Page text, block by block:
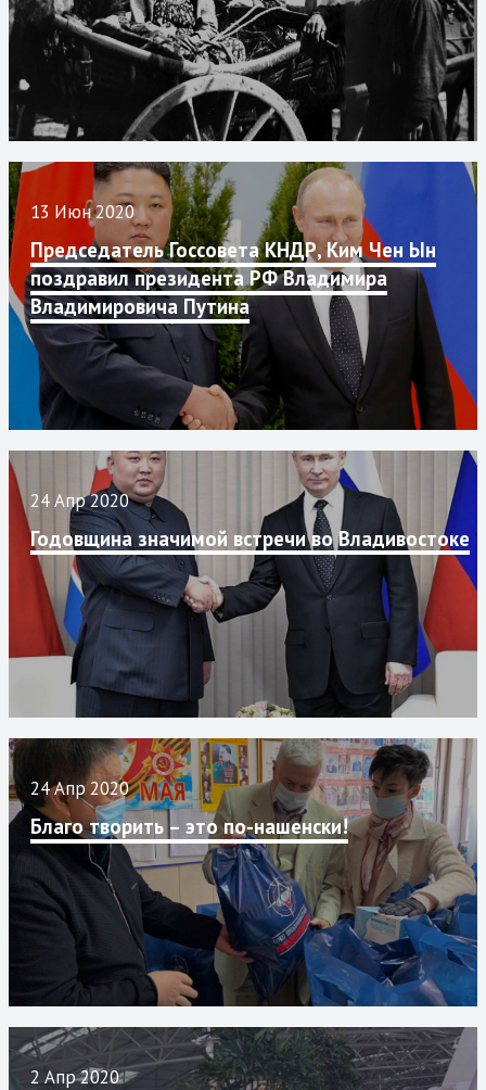
13 Июн 2020
Председатель Госсовета КНДР, Ким Чен Ын
поздравил президента РФ Владимира
Владимировича Путина
24 Апр 2020
Годовщина значимой встречи во Владивостоке
24 Апр 2020
Благо творить – это по-нашенски!
2 Апр 2020